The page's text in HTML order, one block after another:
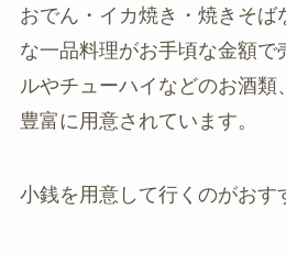
おでん・イカ焼き・焼きそば
な一品料理がお手頃な金額で
ルやチューハイなどのお酒類
豊富に用意されています。
小銭を用意して行くのがおす